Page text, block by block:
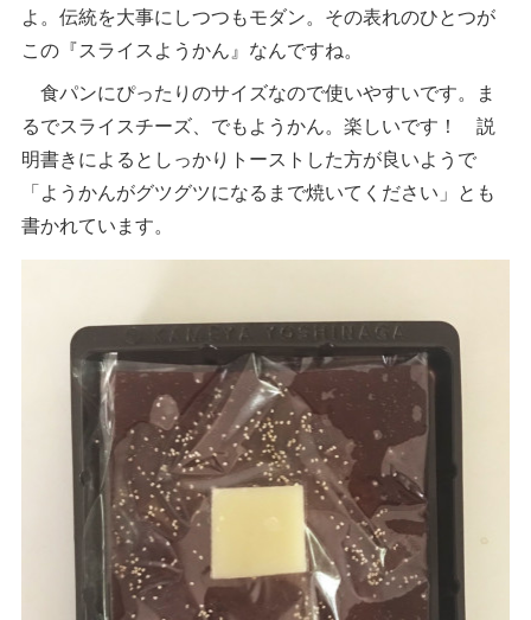
よ。伝統を大事にしつつもモダン。その表れのひとつが
この『スライスようかん』なんですね。
食パンにぴったりのサイズなので使いやすいです。ま
るでスライスチーズ、でもようかん。楽しいです！ 説
明書きによるとしっかりトーストした方が良いようで
「ようかんがグツグツになるまで焼いてください」とも
書かれています。